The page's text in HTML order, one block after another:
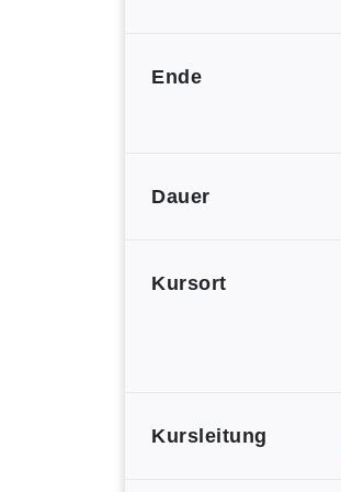
Ende
Dauer
Kursort
Kursleitung